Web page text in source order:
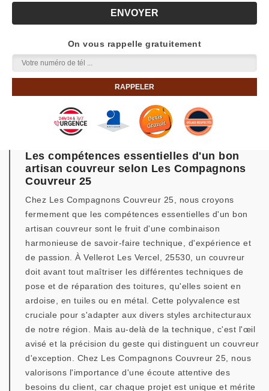
On vous rappelle gratuitement
Les compétences essentielles d'un bon
artisan couvreur selon Les Compagnons
Couvreur 25
Chez Les Compagnons Couvreur 25, nous croyons
fermement que les compétences essentielles d'un bon
artisan couvreur sont le fruit d'une combinaison
harmonieuse de savoir-faire technique, d'expérience et
de passion. À Vellerot Les Vercel, 25530, un couvreur
doit avant tout maîtriser les différentes techniques de
pose et de réparation des toitures, qu'elles soient en
ardoise, en tuiles ou en métal. Cette polyvalence est
cruciale pour s'adapter aux divers styles architecturaux
de notre région. Mais au-delà de la technique, c'est l'œil
avisé et la précision du geste qui distinguent un couvreur
d'exception. Chez Les Compagnons Couvreur 25, nous
valorisons l'importance d'une écoute attentive des
besoins du client, car chaque projet est unique et mérite